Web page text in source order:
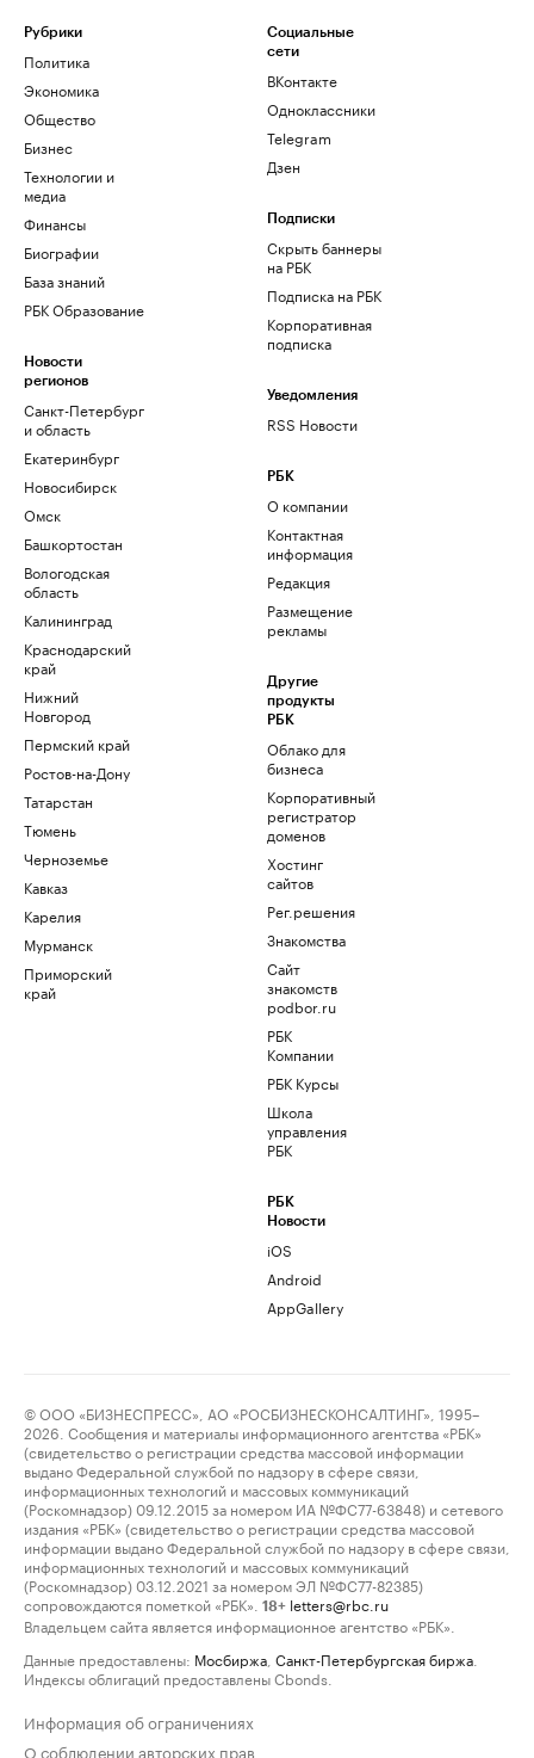
Рубрики
Политика
Экономика
Общество
Бизнес
Технологии и
медиа
Финансы
Биографии
База знаний
РБК Образование
Новости
регионов
Санкт-Петербург
и область
Екатеринбург
Новосибирск
Омск
Башкортостан
Вологодская
область
Калининград
Краснодарский
край
Нижний
Новгород
Пермский край
Ростов-на-Дону
Татарстан
Тюмень
Черноземье
Кавказ
Карелия
Мурманск
Приморский
край
Социальные
сети
ВКонтакте
Одноклассники
Telegram
Дзен
Подписки
Скрыть баннеры
на РБК
Подписка на РБК
Корпоративная
подписка
Уведомления
RSS Новости
РБК
О компании
Контактная
информация
Редакция
Размещение
рекламы
Другие
продукты
РБК
Облако для
бизнеса
Корпоративный
регистратор
доменов
Хостинг
сайтов
Рег.решения
Знакомства
Сайт
знакомств
podbor.ru
РБК
Компании
РБК Курсы
Школа
управления
РБК
РБК
Новости
iOS
Android
AppGallery
© ООО «БИЗНЕСПРЕСС», АО «РОСБИЗНЕСКОНСАЛТИНГ», 1995–
2026. Сообщения и материалы информационного агентства «РБК»
(свидетельство о регистрации средства массовой информации
выдано Федеральной службой по надзору в сфере связи,
информационных технологий и массовых коммуникаций
(Роскомнадзор) 09.12.2015 за номером ИА №ФС77-63848) и сетевого
издания «РБК» (свидетельство о регистрации средства массовой
информации выдано Федеральной службой по надзору в сфере связи,
информационных технологий и массовых коммуникаций
(Роскомнадзор) 03.12.2021 за номером ЭЛ №ФС77-82385)
сопровождаются пометкой «РБК».
18+ letters@rbc.ru
Владельцем сайта является информационное агентство «РБК».
Данные предоставлены: Мосбиржа Санкт-Петербургская биржа
Индексы облигаций предоставлены Cbonds.
Информация об ограничениях
О соблюдении авторских прав